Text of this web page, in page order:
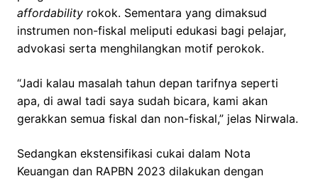
affordability rokok. Sementara yang dimaksud
instrumen non-fiskal meliputi edukasi bagi pelajar,
advokasi serta menghilangkan motif perokok.
“Jadi kalau masalah tahun depan tarifnya seperti
apa, di awal tadi saya sudah bicara, kami akan
gerakkan semua fiskal dan non-fiskal,” jelas Nirwala.
Sedangkan ekstensifikasi cukai dalam Nota
Keuangan dan RAPBN 2023 dilakukan dengan